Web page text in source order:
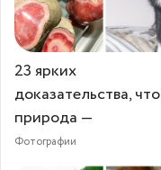
23 ярких
доказательства, что
природа —
Фотографии